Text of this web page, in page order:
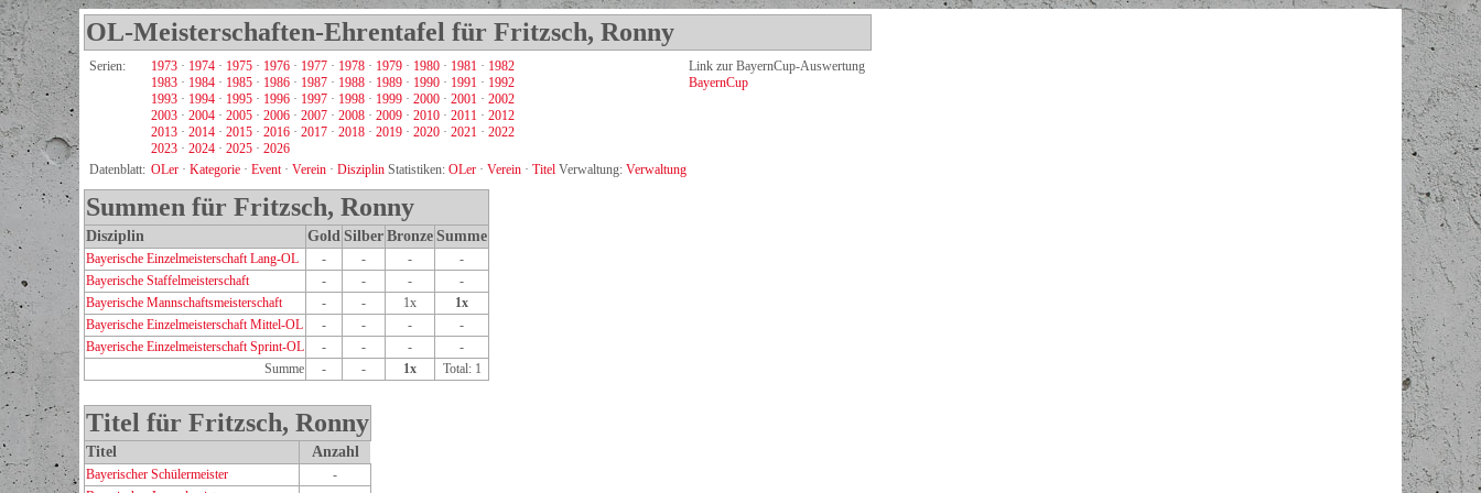
OL-Meisterschaften-Ehrentafel für Fritzsch, Ronny
Serien: 1973 · 1974 · 1975 · 1976 · 1977 · 1978 · 1979 · 1980 · 1981 · 1982
1983 · 1984 · 1985 · 1986 · 1987 · 1988 · 1989 · 1990 · 1991 · 1992
1993 · 1994 · 1995 · 1996 · 1997 · 1998 · 1999 · 2000 · 2001 · 2002
2003 · 2004 · 2005 · 2006 · 2007 · 2008 · 2009 · 2010 · 2011 · 2012
2013 · 2014 · 2015 · 2016 · 2017 · 2018 · 2019 · 2020 · 2021 · 2022
2023 · 2024 · 2025 · 2026
Link zur BayernCup-Auswertung
BayernCup
Datenblatt: OLer · Kategorie · Event· Verein · Disziplin Statistiken: OLer · Verein · Titel Verwaltung: Verwaltung
Summen für Fritzsch, Ronny
Disziplin Gold Silber Bronze Summe
Bayerische Einzelmeisterschaft Lang-OL - - -
-
Bayerische Staffelmeisterschaft
- - -
-
Bayerische Mannschaftsmeisterschaft
- - 1x
1x
Bayerische Einzelmeisterschaft Mittel-OL
- - -
-
Bayerische Einzelmeisterschaft Sprint-OL
- - -
-
Summe
- - 1x Total: 1
Titel für Fritzsch, Ronny
Titel Anzahl
Bayerischer Schülermeister
-